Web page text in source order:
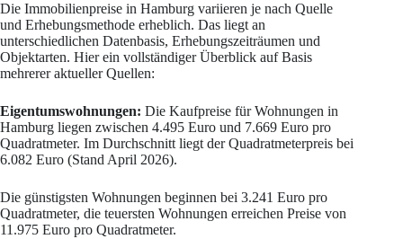
Die Immobilienpreise in Hamburg variieren je nach Quelle
und Erhebungsmethode erheblich. Das liegt an
unterschiedlichen Datenbasis, Erhebungszeiträumen und
Objektarten. Hier ein vollständiger Überblick auf Basis
mehrerer aktueller Quellen:
Eigentumswohnungen: Die Kaufpreise für Wohnungen in
Hamburg liegen zwischen 4.495 Euro und 7.669 Euro pro
Quadratmeter. Im Durchschnitt liegt der Quadratmeterpreis bei
6.082 Euro (Stand April 2026).
Die günstigsten Wohnungen beginnen bei 3.241 Euro pro
Quadratmeter, die teuersten Wohnungen erreichen Preise von
11.975 Euro pro Quadratmeter.